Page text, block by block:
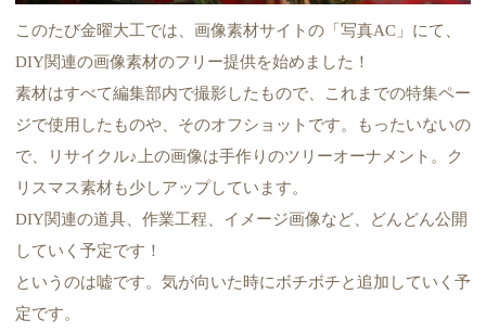
このたび金曜大工では、画像素材サイトの「写真AC」にて、
DIY関連の画像素材のフリー提供を始めました！
素材はすべて編集部内で撮影したもので、これまでの特集ペー
ジで使用したものや、そのオフショットです。もったいないの
で、リサイクル♪上の画像は手作りのツリーオーナメント。ク
リスマス素材も少しアップしています。
DIY関連の道具、作業工程、イメージ画像など、どんどん公開
していく予定です！
というのは嘘です。気が向いた時にボチボチと追加していく予
定です。